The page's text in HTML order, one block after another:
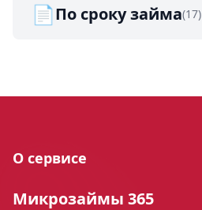
📄По сроку займа(17)
О сервисе
Микрозаймы 365